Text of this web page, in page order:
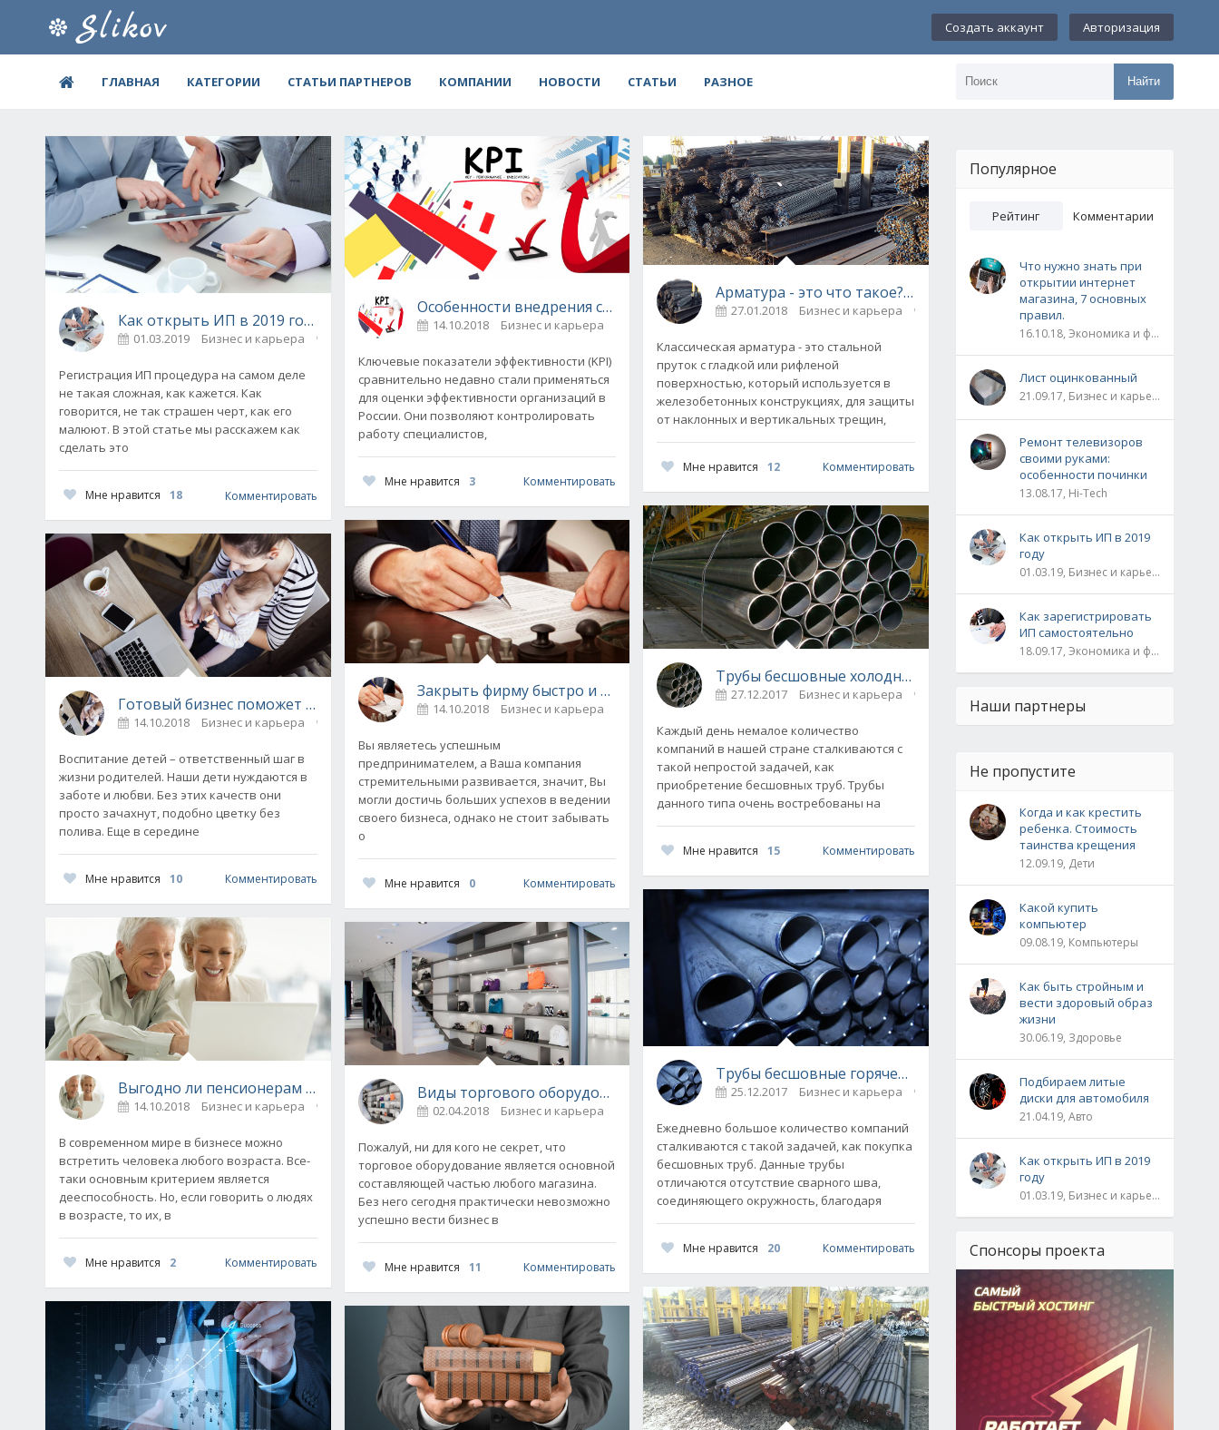
Создать аккаунт Авторизация
ГЛАВНАЯ КАТЕГОРИИ СТАТЬИ ПАРТНЕРОВ КОМПАНИИ НОВОСТИ СТАТЬИ РАЗНОЕ Найти
Как открыть ИП в 2019 году
01.03.2019 Бизнес и карьера
Регистрация ИП процедура на самом деле
не такая сложная, как кажется. Как
говорится, не так страшен черт, как его
малюют. В этой статье мы расскажем как
сделать это
Мне нравится 18 Комментировать
Готовый бизнес поможет молодой маме
14.10.2018 Бизнес и карьера
Воспитание детей – ответственный шаг в
жизни родителей. Наши дети нуждаются в
заботе и любви. Без этих качеств они
просто зачахнут, подобно цветку без
полива. Еще в середине
Мне нравится 10 Комментировать
Выгодно ли пенсионерам заниматься бизнесом?
14.10.2018 Бизнес и карьера
В современном мире в бизнесе можно
встретить человека любого возраста. Все-
таки основным критерием является
дееспособность. Но, если говорить о людях
в возрасте, то их, в
Мне нравится 2 Комментировать
Особенности внедрения системы KPI
14.10.2018 Бизнес и карьера
Ключевые показатели эффективности (KPI)
сравнительно недавно стали применяться
для оценки эффективности организаций в
России. Они позволяют контролировать
работу специалистов,
Мне нравится 3 Комментировать
Закрыть фирму быстро и безопасно
14.10.2018 Бизнес и карьера
Вы являетесь успешным
предпринимателем, а Ваша компания
стремительными развивается, значит, Вы
могли достичь больших успехов в ведении
своего бизнеса, однако не стоит забывать
о
Мне нравится 0 Комментировать
Виды торгового оборудования
02.04.2018 Бизнес и карьера
Пожалуй, ни для кого не секрет, что
торговое оборудование является основной
составляющей частью любого магазина.
Без него сегодня практически невозможно
успешно вести бизнес в
Мне нравится 11 Комментировать
Арматура - это что такое? Виды арматуры
27.01.2018 Бизнес и карьера
Классическая арматура - это стальной
пруток с гладкой или рифленой
поверхностью, который используется в
железобетонных конструкциях, для защиты
от наклонных и вертикальных трещин,
Мне нравится 12 Комментировать
Трубы бесшовные холоднодеформированные
27.12.2017 Бизнес и карьера
Каждый день немалое количество
компаний в нашей стране сталкиваются с
такой непростой задачей, как
приобретение бесшовных труб. Трубы
данного типа очень востребованы на
Мне нравится 15 Комментировать
Трубы бесшовные горячедеформированные
25.12.2017 Бизнес и карьера
Ежедневно большое количество компаний
сталкиваются с такой задачей, как покупка
бесшовных труб. Данные трубы
отличаются отсутствие сварного шва,
соединяющего окружность, благодаря
Мне нравится 20 Комментировать
Популярное
Рейтинг Комментарии
Что нужно знать при
открытии интернет
магазина, 7 основных
правил.
16.10.18, Экономика и финансы
Лист оцинкованный
21.09.17, Бизнес и карьера
Ремонт телевизоров
своими руками:
особенности починки
13.08.17, Hi-Tech
Как открыть ИП в 2019
году
01.03.19, Бизнес и карьера
Как зарегистрировать
ИП самостоятельно
18.09.17, Экономика и финансы
Наши партнеры
Не пропустите
Когда и как крестить
ребенка. Стоимость
таинства крещения
12.09.19, Дети
Какой купить
компьютер
09.08.19, Компьютеры
Как быть стройным и
вести здоровый образ
жизни
30.06.19, Здоровье
Подбираем литые
диски для автомобиля
21.04.19, Авто
Как открыть ИП в 2019
году
01.03.19, Бизнес и карьера
Спонсоры проекта